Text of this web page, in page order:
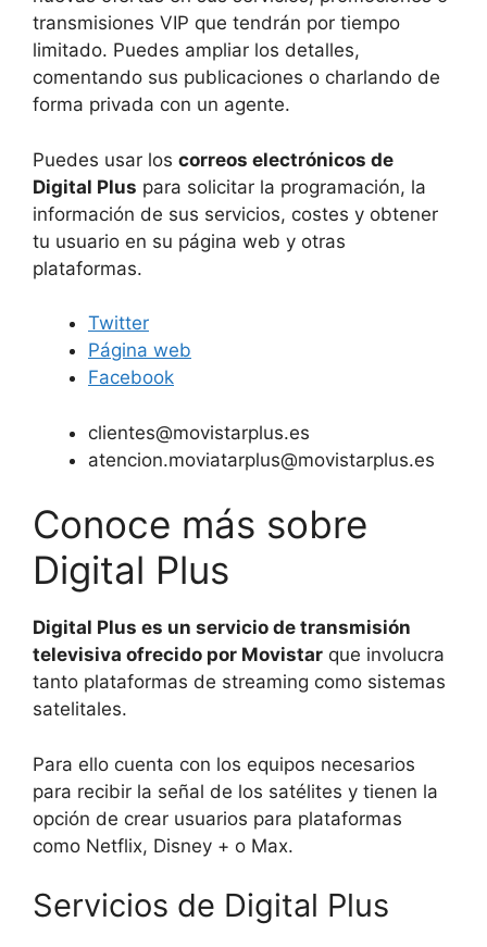
transmisiones VIP que tendrán por tiempo
limitado. Puedes ampliar los detalles,
comentando sus publicaciones o charlando de
forma privada con un agente.
Puedes usar los correos electrónicos de
Digital Plus para solicitar la programación, la
información de sus servicios, costes y obtener
tu usuario en su página web y otras
plataformas.
Twitter
Página web
Facebook
clientes@movistarplus.es
atencion.moviatarplus@movistarplus.es
Conoce más sobre
Digital Plus
Digital Plus es un servicio de transmisión
televisiva ofrecido por Movistar que involucra
tanto plataformas de streaming como sistemas
satelitales.
Para ello cuenta con los equipos necesarios
para recibir la señal de los satélites y tienen la
opción de crear usuarios para plataformas
como Netflix, Disney + o Max.
Servicios de Digital Plus